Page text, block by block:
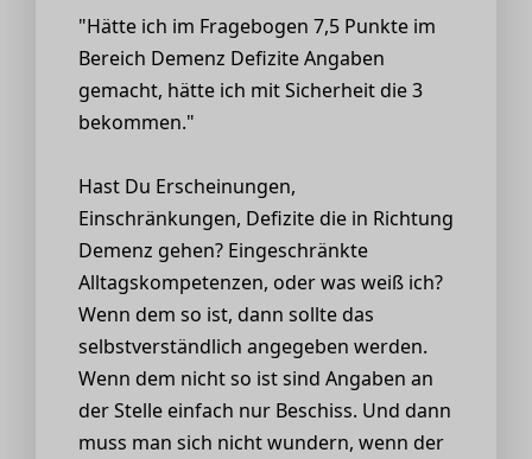
"Hätte ich im Fragebogen 7,5 Punkte im
Bereich Demenz Defizite Angaben
gemacht, hätte ich mit Sicherheit die 3
bekommen."
Hast Du Erscheinungen,
Einschränkungen, Defizite die in Richtung
Demenz gehen? Eingeschränkte
Alltagskompetenzen, oder was weiß ich?
Wenn dem so ist, dann sollte das
selbstverständlich angegeben werden.
Wenn dem nicht so ist sind Angaben an
der Stelle einfach nur Beschiss. Und dann
muss man sich nicht wundern, wenn der